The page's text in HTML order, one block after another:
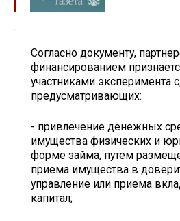
Согласно документу,
финансированием
участниками эксперимента
предусматривающих:
- привлечение денежных
имущества физических и
форме займа, путем
приема имущества в
управление или приема
капитал;